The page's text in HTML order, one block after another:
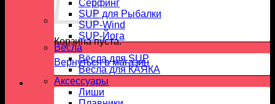
Корзина пуста.
Вернуться в магазин
Серфинг
SUP для Рыбалки
SUP-Wind
SUP-Йога
Вёсла
Вёсла для SUP
Весла для КАЯКА
Аксессуары
Лиши